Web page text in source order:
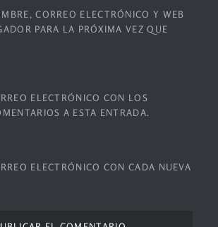
CORREO ELECTRÓNICO Y WEB
PARA LA PRÓXIMA VEZ QUE
ELECTRÓNICO CON LOS
A ESTA ENTRADA.
ELECTRÓNICO CON CADA NUEVA